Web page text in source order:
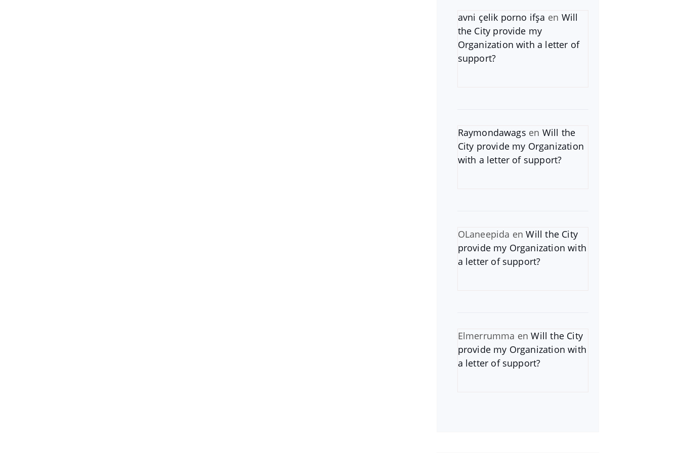
avni çelik porno ifşa en Will
the City provide my
Organization with a letter of
support?
Raymondawags en Will the
City provide my Organization
with a letter of support?
OLaneepida enWill the City
provide my Organization with
a letter of support?
Elmerrumma enWill the City
provide my Organization with
a letter of support?